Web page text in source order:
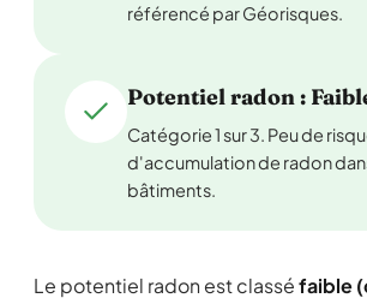
référencé par Géorisques.
Potentiel radon :
Catégorie 1 sur 3. Peu de
d'accumulation de radon
bâtiments.
Le potentiel radon est classéfaible